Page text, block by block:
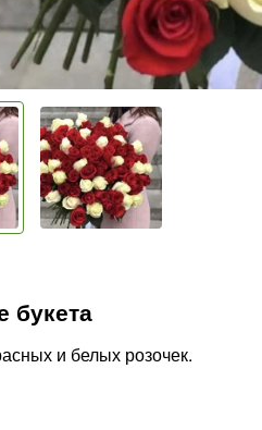
букета
и белых розочек.